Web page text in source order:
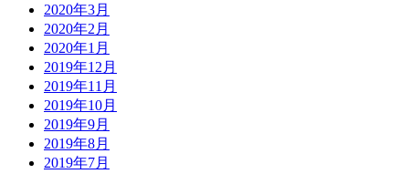
2020年3月
2020年2月
2020年1月
2019年12月
2019年11月
2019年10月
2019年9月
2019年8月
2019年7月